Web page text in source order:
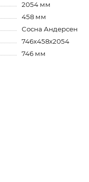
2054 мм
458 мм
Сосна Андерсен
746х458х2054
746 мм